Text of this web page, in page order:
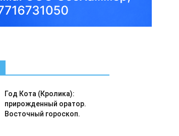
Год Кота (Кролика):
прирожденный оратор.
Восточный гороскоп.